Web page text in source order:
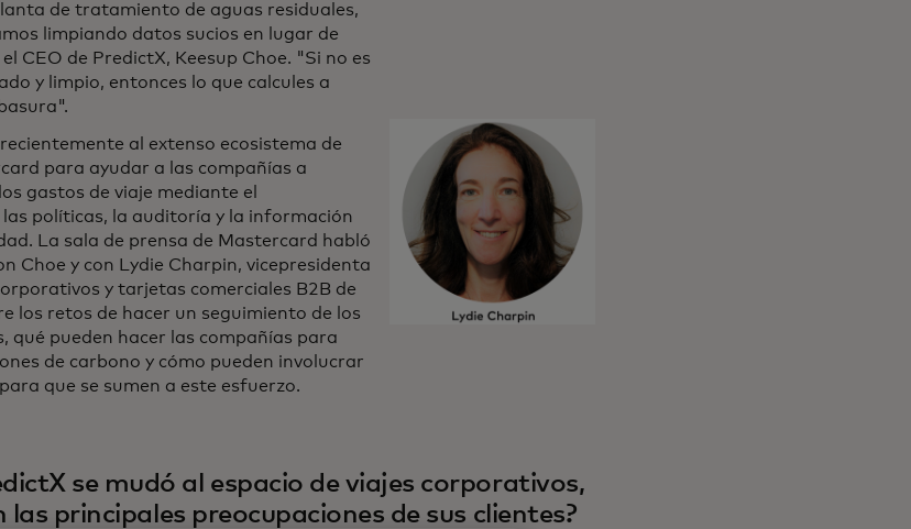
de tratamiento de aguas residuales,
limpiando datos sucios en lugar de
CEO de PredictX, Keesup Choe. "Si no es
y limpio, entonces lo que calcules a
al extenso ecosistema de
para ayudar a las compañías a
gastos de viaje mediante el
políticas, la auditoría y la información
La sala de prensa de Mastercard habló
Choe y con Lydie Charpin, vicepresidenta
y tarjetas comerciales B2B de
los retos de hacer un seguimiento de los
qué pueden hacer las compañías para
de carbono y cómo pueden involucrar
que se sumen a este esfuerzo.
se mudó al espacio de viajes corporativos,
las principales preocupaciones de sus clientes?